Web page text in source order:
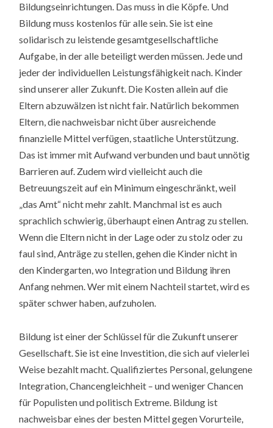
Bildungseinrichtungen. Das muss in die Köpfe. Und
Bildung muss kostenlos für alle sein. Sie ist eine
solidarisch zu leistende gesamtgesellschaftliche
Aufgabe, in der alle beteiligt werden müssen. Jede und
jeder der individuellen Leistungsfähigkeit nach. Kinder
sind unserer aller Zukunft. Die Kosten allein auf die
Eltern abzuwälzen ist nicht fair. Natürlich bekommen
Eltern, die nachweisbar nicht über ausreichende
finanzielle Mittel verfügen, staatliche Unterstützung.
Das ist immer mit Aufwand verbunden und baut unnötig
Barrieren auf. Zudem wird vielleicht auch die
Betreuungszeit auf ein Minimum eingeschränkt, weil
„das Amt“ nicht mehr zahlt. Manchmal ist es auch
sprachlich schwierig, überhaupt einen Antrag zu stellen.
Wenn die Eltern nicht in der Lage oder zu stolz oder zu
faul sind, Anträge zu stellen, gehen die Kinder nicht in
den Kindergarten, wo Integration und Bildung ihren
Anfang nehmen. Wer mit einem Nachteil startet, wird es
später schwer haben, aufzuholen.
Bildung ist einer der Schlüssel für die Zukunft unserer
Gesellschaft. Sie ist eine Investition, die sich auf vielerlei
Weise bezahlt macht. Qualifiziertes Personal, gelungene
Integration, Chancengleichheit – und weniger Chancen
für Populisten und politisch Extreme. Bildung ist
nachweisbar eines der besten Mittel gegen Vorurteile,